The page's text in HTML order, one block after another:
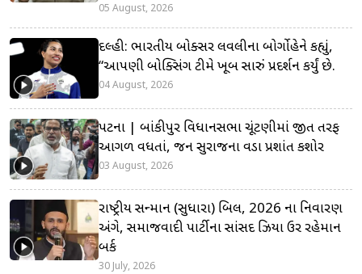
05 August, 2026
દિલ્હી: ભારતીય બોક્સર લવલીના બોર્ગોહેને કહ્યું,
“આપણી બોક્સિંગ ટીમે ખૂબ સારું પ્રદર્શન કર્યું છે.
04 August, 2026
પટના | બાંકીપુર વિધાનસભા ચૂંટણીમાં જીત તરફ
આગળ વધતાં, જન સુરાજના વડા પ્રશાંત કિશોર
03 August, 2026
રાષ્ટ્રીય સન્માન (સુધારા) બિલ, 2026 ના નિવારણ
અંગે, સમાજવાદી પાર્ટીના સાંસદ ઝિયા ઉર રહેમાન
બર્ક
30 July, 2026